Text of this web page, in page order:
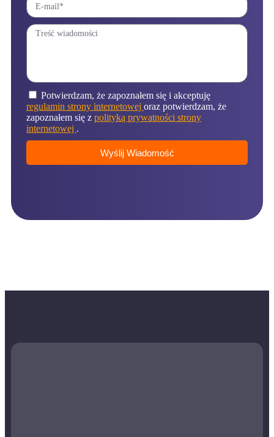
Potwierdzam, że zapoznałem się i akceptuję
regulamin strony internetowej oraz potwierdzam, że
zapoznałem się z polityką prywatności strony
internetowej .
Wyślij Wiadomość